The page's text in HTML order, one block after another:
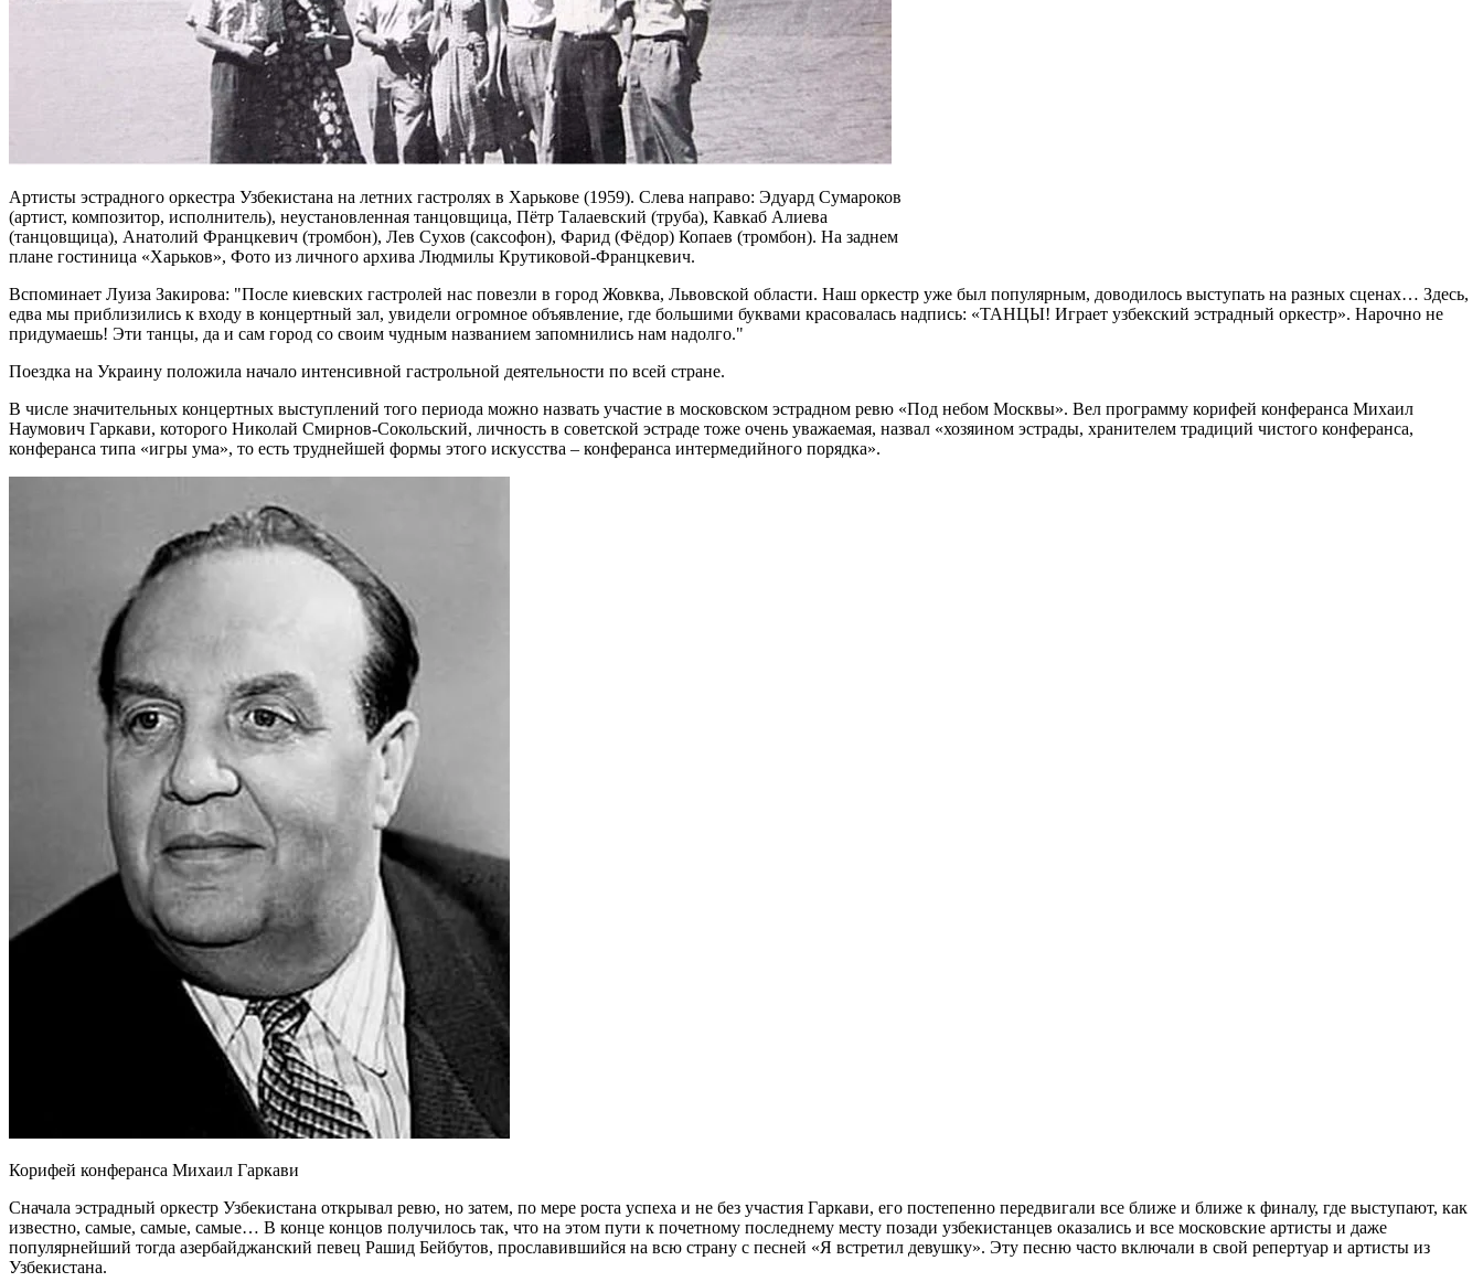
Артисты эстрадного оркестра Узбекистана на летних гастролях в Харькове (1959). Слева направо: Эдуард Сумароков
(артист, композитор, исполнитель), неустановленная танцовщица, Пётр Талаевский (труба), Кавкаб Алиева
(танцовщица), Анатолий Францкевич (тромбон), Лев Сухов (саксофон), Фарид (Фёдор) Копаев (тромбон). На заднем
плане гостиница «Харьков», Фото из личного архива Людмилы Крутиковой-Францкевич.
Вспоминает Луиза Закирова:
После киевских гастролей нас повезли в город Жовква, Львовской области. Наш оркестр уже был популярным, доводилось выступать на разных сценах… Здесь,
едва мы приблизились к входу в концертный зал, увидели огромное объявление, где большими буквами красовалась надпись: «ТАНЦЫ! Играет узбекский эстрадный оркестр». Нарочно не
придумаешь! Эти танцы, да и сам город со своим чудным названием запомнились нам надолго.
Поездка на Украину положила начало интенсивной гастрольной деятельности по всей стране.
В числе значительных концертных выступлений того периода можно назвать участие в московском эстрадном ревю «Под небом Москвы». Вел программу корифей конферанса Михаил
Наумович Гаркави, которого Николай Смирнов-Сокольский, личность в советской эстраде тоже очень уважаемая, назвал «хозяином эстрады, хранителем традиций чистого конферанса,
конферанса типа «игры ума», то есть труднейшей формы этого искусства – конферанса интермедийного порядка».
Корифей конферанса Михаил Гаркави
Сначала эстрадный оркестр Узбекистана открывал ревю, но затем, по мере роста успеха и не без участия Гаркави, его постепенно передвигали все ближе и ближе к финалу, где выступают, как
известно, самые, самые, самые… В конце концов получилось так, что на этом пути к почетному последнему месту позади узбекистанцев оказались и все московские артисты и даже
популярнейший тогда азербайджанский певец Рашид Бейбутов, прославившийся на всю страну с песней «Я встретил девушку». Эту песню часто включали в свой репертуар и артисты из
Узбекистана.